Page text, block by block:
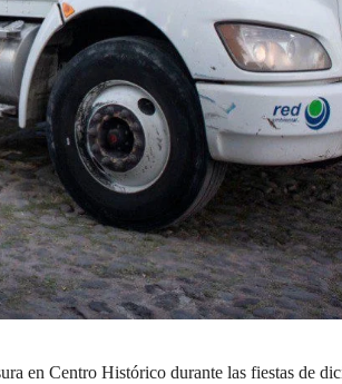
en Centro Histórico durante las fiestas de